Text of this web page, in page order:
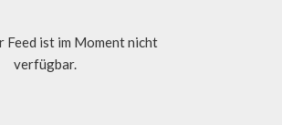
Feed ist im Moment nicht
verfügbar.